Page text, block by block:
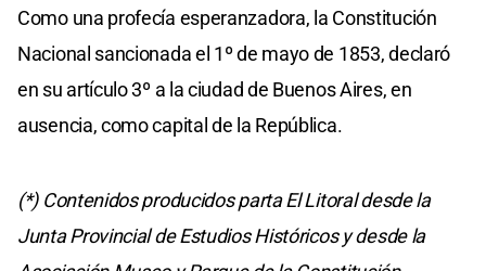
Como una profecía esperanzadora, la Constitución
Nacional sancionada el 1º de mayo de 1853, declaró
en su artículo 3º a la ciudad de Buenos Aires, en
ausencia, como capital de la República.
(*) Contenidos producidos parta El Litoral desde la
Junta Provincial de Estudios Históricos y desde la